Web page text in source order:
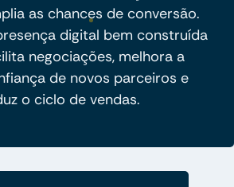
as chances de conversão.
digital bem construída
negociações, melhora a
de novos parceiros e
o ciclo de vendas.